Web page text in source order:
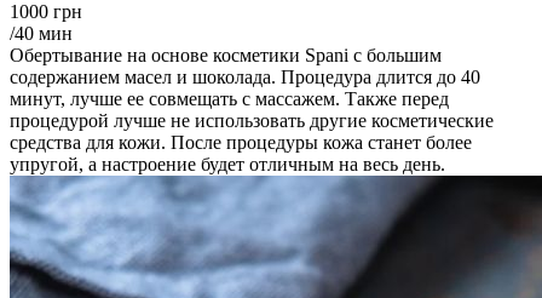
1000 грн
/40 мин
Обертывание на основе косметики Spani с большим
содержанием масел и шоколада. Процедура длится до 40
минут, лучше ее совмещать с массажем. Также перед
процедурой лучше не использовать другие косметические
средства для кожи. После процедуры кожа станет более
упругой, а настроение будет отличным на весь день.